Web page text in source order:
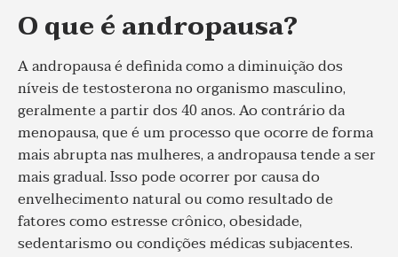
O que é andropausa?
A andropausa é definida como a diminuição dos
níveis de testosterona no organismo masculino,
geralmente a partir dos 40 anos. Ao contrário da
menopausa, que é um processo que ocorre de forma
mais abrupta nas mulheres, a andropausa tende a ser
mais gradual. Isso pode ocorrer por causa do
envelhecimento natural ou como resultado de
fatores como estresse crônico, obesidade,
sedentarismo ou condições médicas subjacentes.